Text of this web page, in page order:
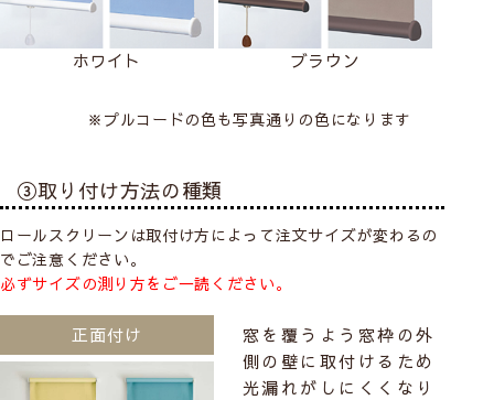
ホワイト ブラウン
※プルコードの色も写真通りの色になります
③取り付け方法の種類
ロールスクリーンは取付け方によって注文サイズが変わるの
でご注意ください。
必ずサイズの測り方をご一読ください。
正面付け
窓を覆うよう窓枠の外
側の壁に取付けるため
光漏れがしにくくなり